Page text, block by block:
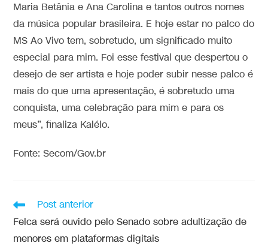
Maria Betânia e Ana Carolina e tantos outros nomes
da música popular brasileira. E hoje estar no palco do
MS Ao Vivo tem, sobretudo, um significado muito
especial para mim. Foi esse festival que despertou o
desejo de ser artista e hoje poder subir nesse palco é
mais do que uma apresentação, é sobretudo uma
conquista, uma celebração para mim e para os
meus”, finaliza Kalélo.
Fonte: Secom/Gov.br
Post anterior
Felca será ouvido pelo Senado sobre adultização de
menores em plataformas digitais